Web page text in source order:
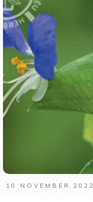
10 NOVEMBER 2022